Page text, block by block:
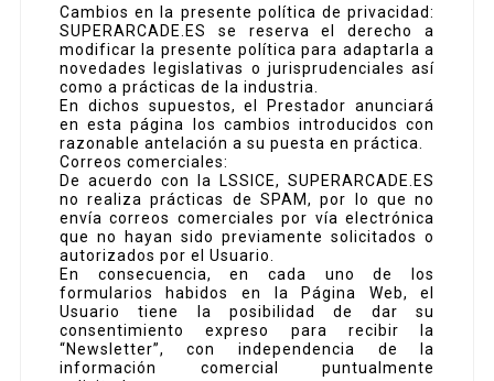
Cambios en la presente política de privacidad:
SUPERARCADE.ES se reserva el derecho a
modificar la presente política para adaptarla a
novedades legislativas o jurisprudenciales así
como a prácticas de la industria.
En dichos supuestos, el Prestador anunciará
en esta página los cambios introducidos con
razonable antelación a su puesta en práctica.
Correos comerciales:
De acuerdo con la LSSICE, SUPERARCADE.ES
no realiza prácticas de SPAM, por lo que no
envía correos comerciales por vía electrónica
que no hayan sido previamente solicitados o
autorizados por el Usuario.
En consecuencia, en cada uno de los
formularios habidos en la Página Web, el
Usuario tiene la posibilidad de dar su
consentimiento expreso para recibir la
“Newsletter”, con independencia de la
información comercial puntualmente